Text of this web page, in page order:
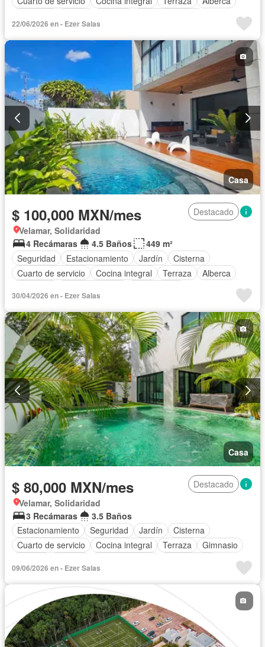
Zona infantil
Cocina equipada
Circuito cerrado de televisión
Electricidad
Cuarto de Limpieza Agua
Cancha de tenis
Televisión por cable
Gas natural Asador
Zonas verdes
Caseta de vigilancia
Recámara con closet
Despacho
Conserje
Completamente amueblado
22/06/2026 en - Ezer Salas
Casa
$ 100,000 MXN/mes
Destacado
Velamar, Solidaridad
4 Recámaras
4.5 Baños
449 m²
Seguridad
Estacionamiento Jardín
Cisterna
Cuarto de servicio
Cocina integral Terraza
Alberca
Cocina equipada
Internet
Electricidad
Gas natural
Cancha de tenis
Caseta de vigilancia
Recámara con closet
Wifi
Completamente amueblado
30/04/2026 en - Ezer Salas
Casa
$ 80,000 MXN/mes
Destacado
Velamar, Solidaridad
3 Recámaras
3.5 Baños
Estacionamiento
Seguridad Jardín
Cisterna
Cuarto de servicio
Cocina integral Terraza
Gimnasio
Cocina equipada
Aire acondicionado
Cuarto de Limpieza
Agua Cancha de tenis
Gas natural
Asador
Recámara con closet Caseta de vigilancia
Wifi
Conserje
Completamente amueblado
09/06/2026 en - Ezer Salas